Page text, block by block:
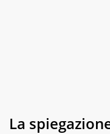
La